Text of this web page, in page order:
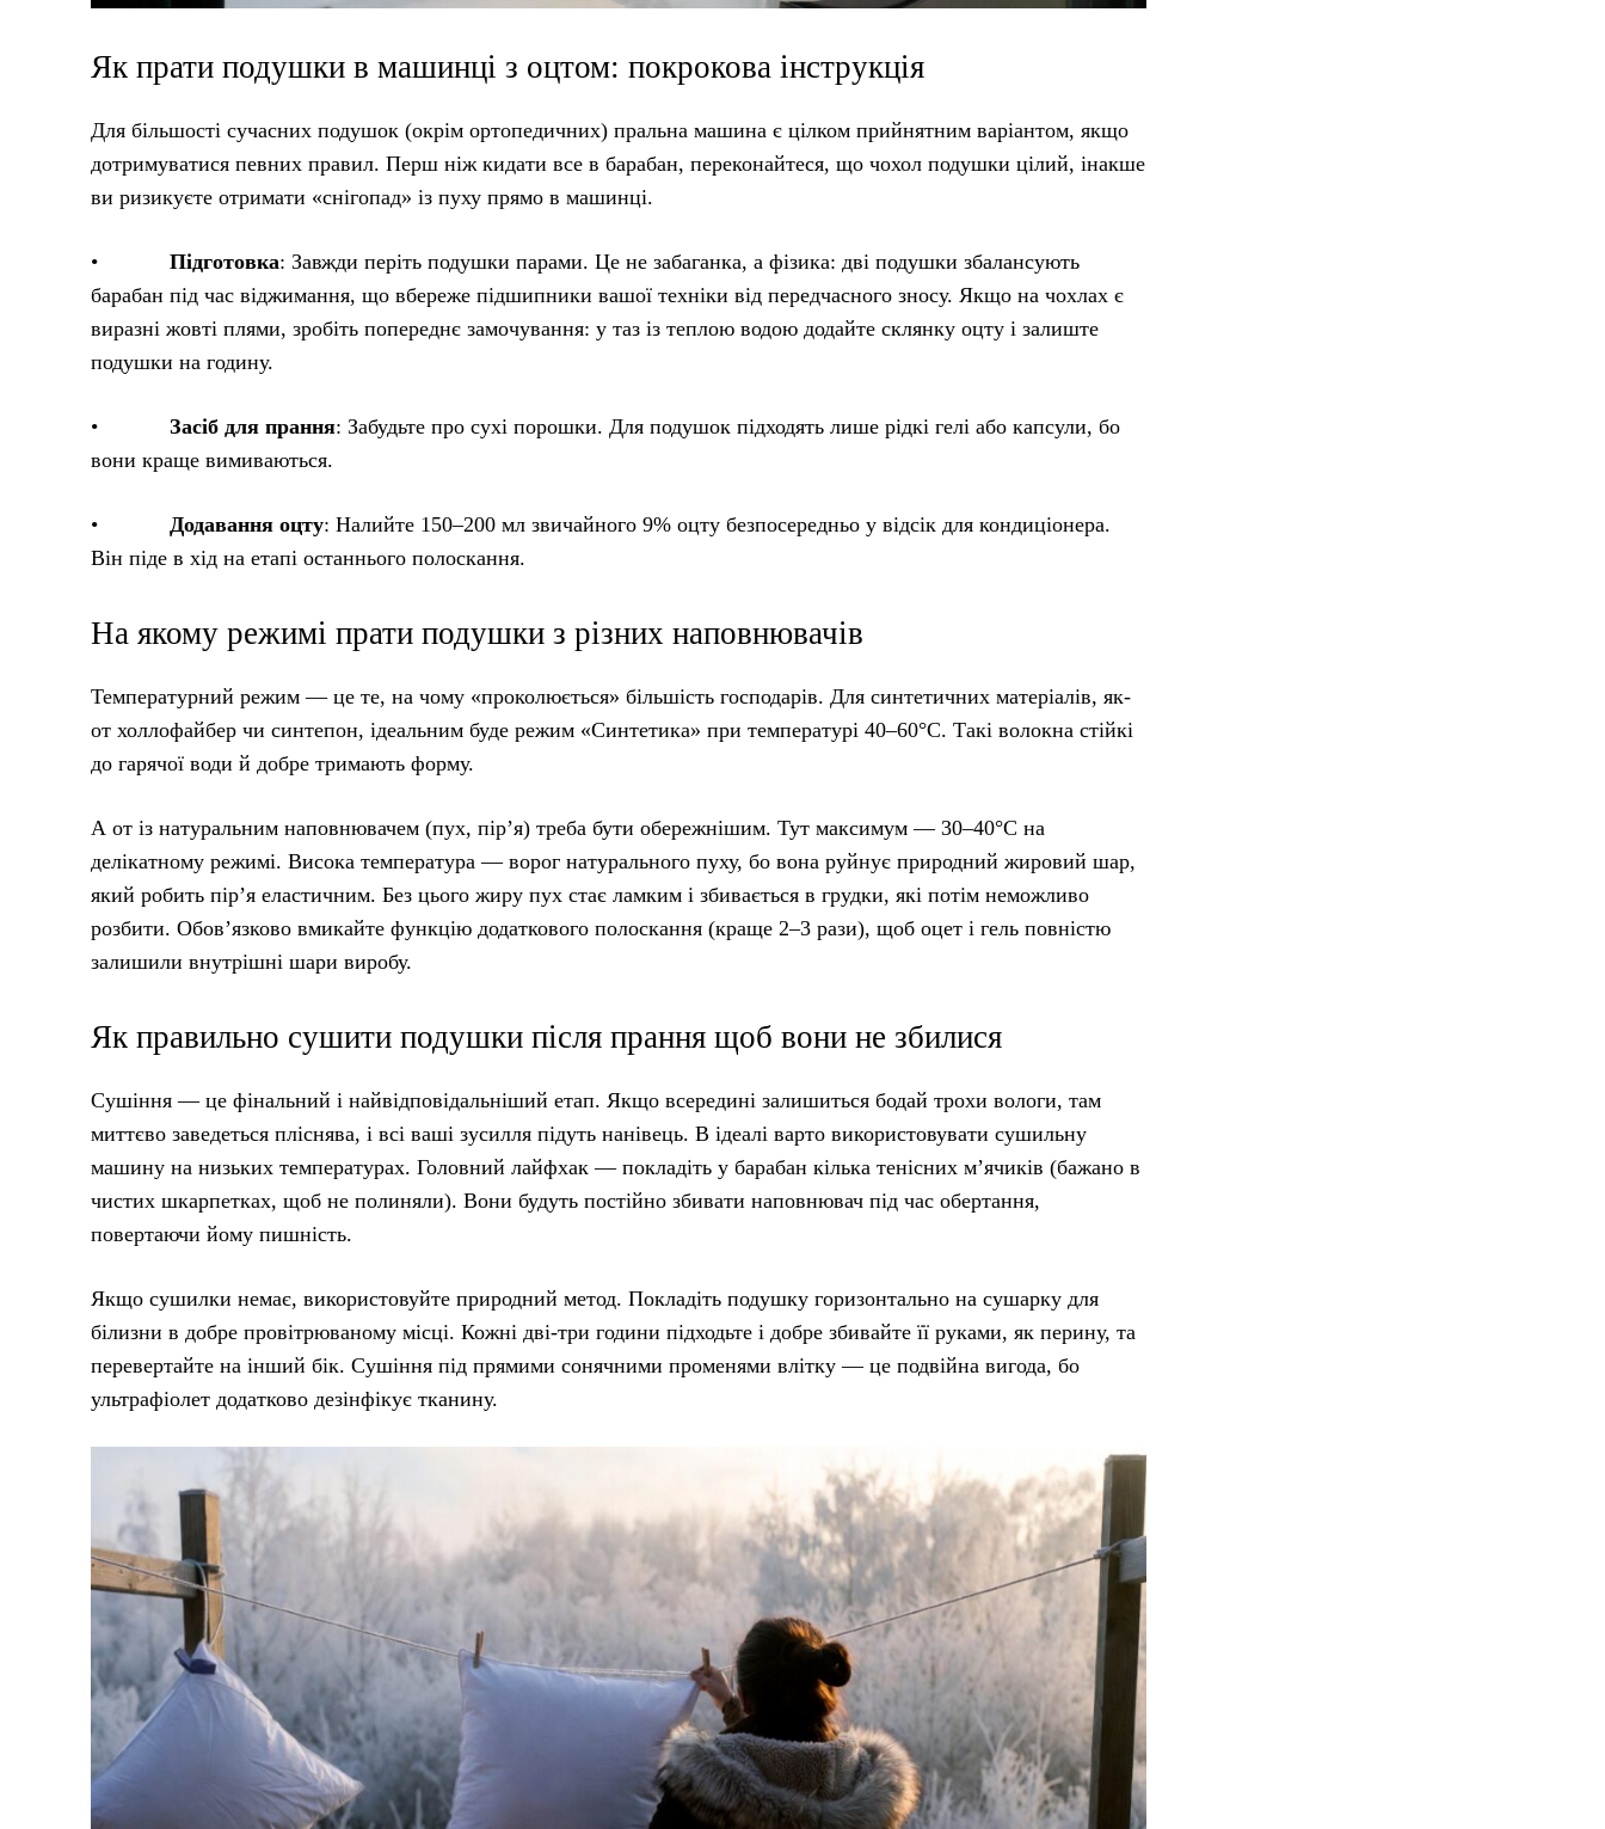
Як прати подушки в машинці з оцтом: покрокова інструкція
Для більшості сучасних подушок (окрім ортопедичних) пральна машина є цілком прийнятним варіантом, якщо
дотримуватися певних правил. Перш ніж кидати все в барабан, переконайтеся, що чохол подушки цілий, інакше
ви ризикуєте отримати «снігопад» із пуху прямо в машинці.
• Підготовка: Завжди періть подушки парами. Це не забаганка, а фізика: дві подушки збалансують
барабан під час віджимання, що вбереже підшипники вашої техніки від передчасного зносу. Якщо на чохлах є
виразні жовті плями, зробіть попереднє замочування: у таз із теплою водою додайте склянку оцту і залиште
подушки на годину.
• Засіб для прання: Забудьте про сухі порошки. Для подушок підходять лише рідкі гелі або капсули, бо
вони краще вимиваються.
• Додавання оцту: Налийте 150–200 мл звичайного 9% оцту безпосередньо у відсік для кондиціонера.
Він піде в хід на етапі останнього полоскання.
На якому режимі прати подушки з різних наповнювачів
Температурний режим — це те, на чому «проколюється» більшість господарів. Для синтетичних матеріалів, як-
от холлофайбер чи синтепон, ідеальним буде режим «Синтетика» при температурі 40–60°C. Такі волокна стійкі
до гарячої води й добре тримають форму.
А от із натуральним наповнювачем (пух, пір’я) треба бути обережнішим. Тут максимум — 30–40°C на
делікатному режимі. Висока температура — ворог натурального пуху, бо вона руйнує природний жировий шар,
який робить пір’я еластичним. Без цього жиру пух стає ламким і збивається в грудки, які потім неможливо
розбити. Обов’язково вмикайте функцію додаткового полоскання (краще 2–3 рази), щоб оцет і гель повністю
залишили внутрішні шари виробу.
Як правильно сушити подушки після прання щоб вони не збилися
Сушіння — це фінальний і найвідповідальніший етап. Якщо всередині залишиться бодай трохи вологи, там
миттєво заведеться пліснява, і всі ваші зусилля підуть нанівець. В ідеалі варто використовувати сушильну
машину на низьких температурах. Головний лайфхак — покладіть у барабан кілька тенісних м’ячиків (бажано в
чистих шкарпетках, щоб не полиняли). Вони будуть постійно збивати наповнювач під час обертання,
повертаючи йому пишність.
Якщо сушилки немає, використовуйте природний метод. Покладіть подушку горизонтально на сушарку для
білизни в добре провітрюваному місці. Кожні дві-три години підходьте і добре збивайте її руками, як перину, та
перевертайте на інший бік. Сушіння під прямими сонячними променями влітку — це подвійна вигода, бо
ультрафіолет додатково дезінфікує тканину.